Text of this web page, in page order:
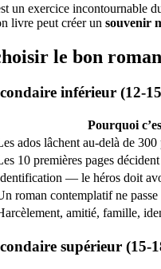
un exercice incontournable
livre peut créer un souvenir
le bon roman
inférieur (12-
Pourquoi
ados lâchent au-delà de 300
10 premières pages
— le héros doit
roman contemplatif ne passe
amitié, famille,
supérieur (15-